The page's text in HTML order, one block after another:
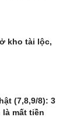
kho tài lộc,
(7,8,9/8): 3
mất tiền